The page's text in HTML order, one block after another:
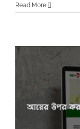
Read More